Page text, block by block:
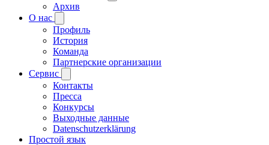
Архив
О нас
Профиль
История
Команда
Партнерские организации
Сервис
Контакты
Пресса
Конкурсы
Выходные данные
Datenschutzerklärung
Простой язык